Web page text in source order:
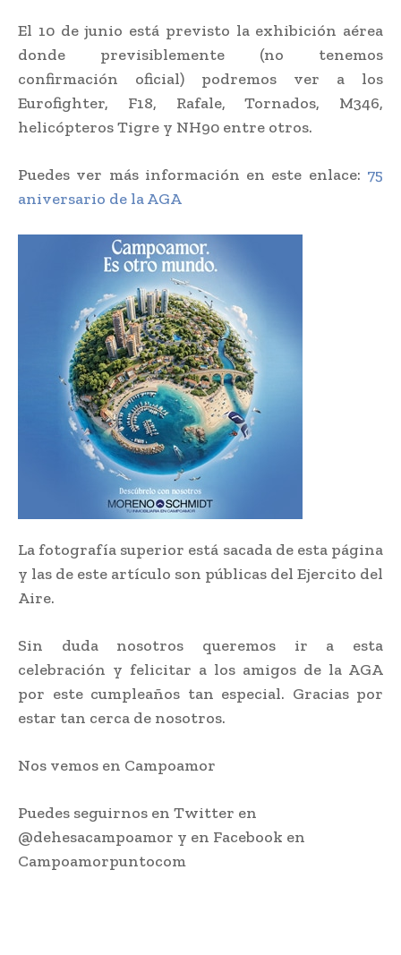
El 10 de junio está previsto la exhibición aérea
donde previsiblemente (no tenemos
confirmación oficial) podremos ver a los
Eurofighter, F18, Rafale, Tornados, M346,
helicópteros Tigre y NH90 entre otros.
Puedes ver más información en este enlace: 75
aniversario de la AGA
La fotografía superior está sacada de esta página
y las de este artículo son públicas del Ejercito del
Aire.
Sin duda nosotros queremos ir a esta
celebración y felicitar a los amigos de la AGA
por este cumpleaños tan especial. Gracias por
estar tan cerca de nosotros.
Nos vemos en Campoamor
Puedes seguirnos en Twitter en
@dehesacampoamor y en Facebook en
Campoamorpuntocom